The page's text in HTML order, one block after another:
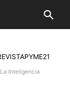
La Inteligencia